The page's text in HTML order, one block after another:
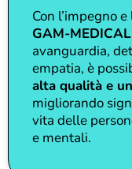
Con l’impegno
GAM-MEDICAL
avanguardia,
empatia, è
alta qualità e
migliorando
vita delle
e mentali.